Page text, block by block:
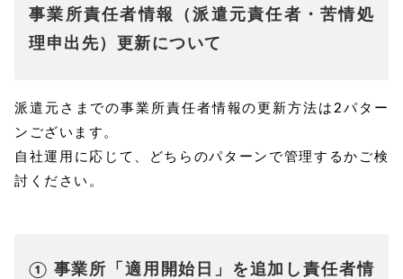
事業所責任者情報（派遣元責任者・苦情処
理申出先）更新について
派遣元さまでの事業所責任者情報の更新方法は2パター
ンございます。
自社運用に応じて、どちらのパターンで管理するかご検
討ください。
① 事業所「適用開始日」を追加し責任者情